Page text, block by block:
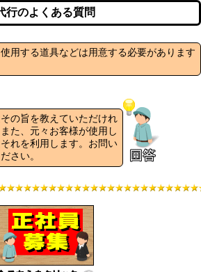
行のよくある質問
用する道具などは用意する必要があります
の旨を教えていただけれ
た、元々お客様が使用し
れを利用します。お問い
さい。